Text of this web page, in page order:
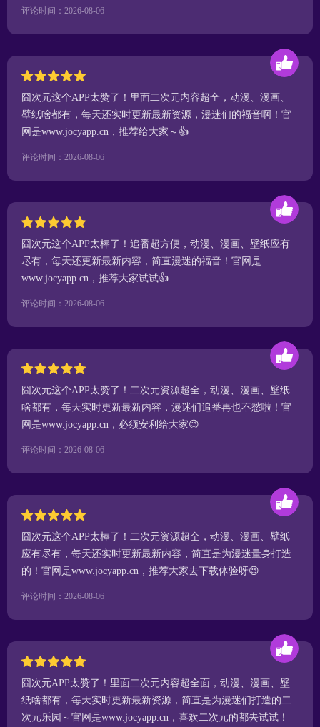
评论时间：2026-08-06
囧次元这个APP太赞了！里面二次元内容超全，动漫、漫画、
壁纸啥都有，每天还实时更新最新资源，漫迷们的福音啊！官
网是www.jocyapp.cn，推荐给大家～👍
评论时间：2026-08-06
囧次元这个APP太棒了！追番超方便，动漫、漫画、壁纸应有
尽有，每天还更新最新内容，简直漫迷的福音！官网是
www.jocyapp.cn，推荐大家试试👍
评论时间：2026-08-06
囧次元这个APP太赞了！二次元资源超全，动漫、漫画、壁纸
啥都有，每天实时更新最新内容，漫迷们追番再也不愁啦！官
网是www.jocyapp.cn，必须安利给大家😉
评论时间：2026-08-06
囧次元这个APP太棒了！二次元资源超全，动漫、漫画、壁纸
应有尽有，每天还实时更新最新内容，简直是为漫迷量身打造
的！官网是www.jocyapp.cn，推荐大家去下载体验呀😉
评论时间：2026-08-06
囧次元APP太赞了！里面二次元内容超全面，动漫、漫画、壁
纸啥都有，每天实时更新最新资源，简直是为漫迷们打造的二
次元乐园～官网是www.jocyapp.cn，喜欢二次元的都去试试！